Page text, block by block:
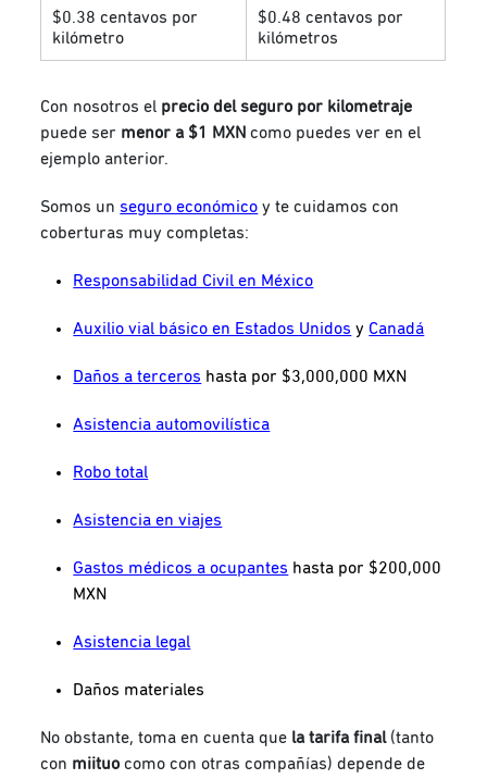
$0.38 centavos por
kilómetro
$0.48 centavos por
kilómetros
Con nosotros el precio del seguro por kilometraje
puede ser menor a $1 MXNcomo puedes ver en el
ejemplo anterior.
Somos un seguro económico y te cuidamos con
coberturas muy completas:
Responsabilidad Civil en México
Auxilio vial básico en Estados Unidos y Canadá
Daños a terceros hasta por $3,000,000 MXN
Asistencia automovilística
Robo total
Asistencia en viajes
Gastos médicos a ocupantes hasta por $200,000
MXN
Asistencia legal
Daños materiales
No obstante, toma en cuenta que la tarifa final(tanto
con miituo como con otras compañías) depende de